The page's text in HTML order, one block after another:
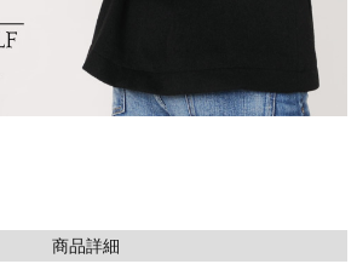
商品詳細